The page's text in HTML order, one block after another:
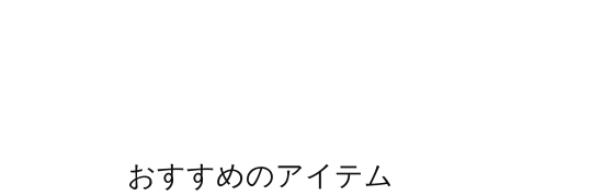
おすすめのアイテム